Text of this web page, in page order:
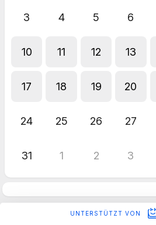
3 4 5 6
10 11 12 13
17 18 19 20
24 25 26 27
31 1 2 3
UNTERSTÜTZT VON